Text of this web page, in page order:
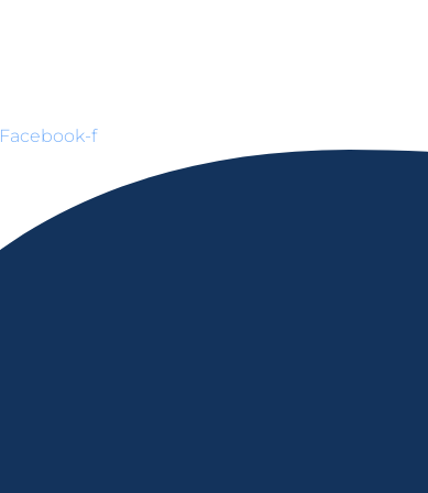
Facebook-f